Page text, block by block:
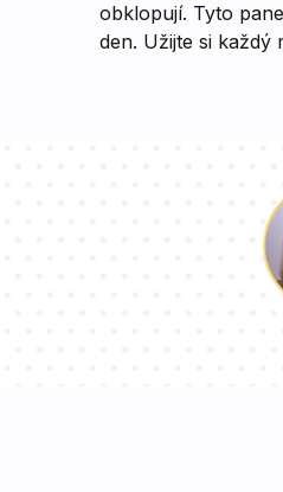
obklopují. Tyto
den. Užijte si každý